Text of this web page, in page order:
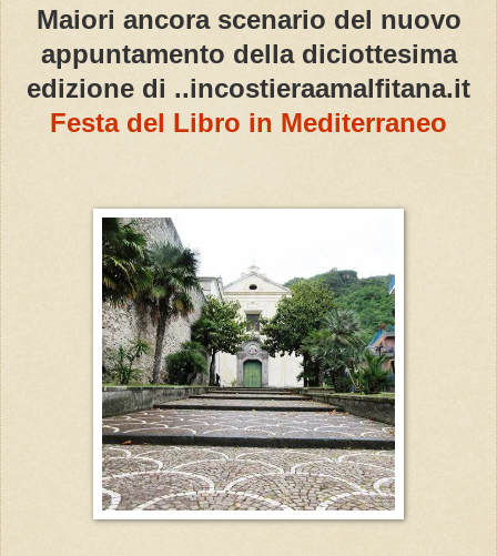
Maiori ancora scenario del nuovo
appuntamento della diciottesima
edizione di ..incostieraamalfitana.it
Festa del Libro in Mediterraneo